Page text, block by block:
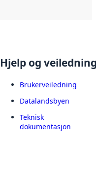
Hjelp og
Brukerveiledning
Datalandsbyen
Teknisk
dokumentasjon